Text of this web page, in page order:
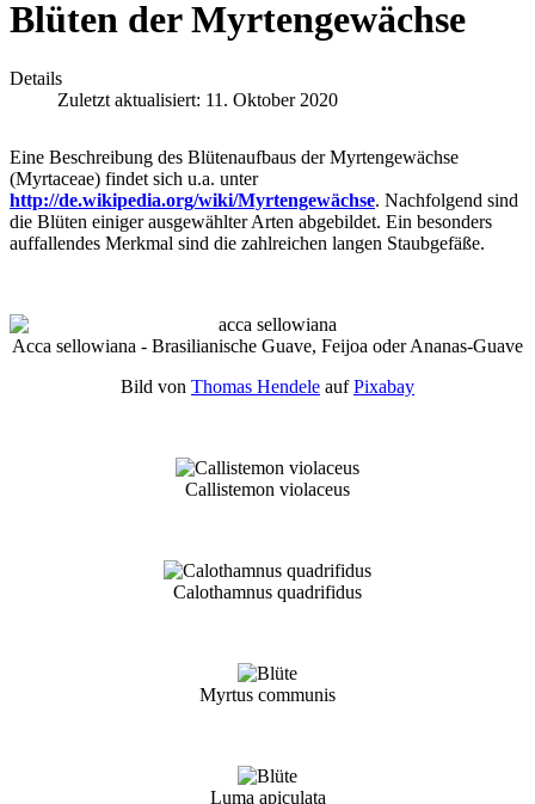
Blüten der Myrtengewächse
Details
Zuletzt aktualisiert: 11. Oktober 2020
Eine Beschreibung des Blütenaufbaus der Myrtengewächse
(Myrtaceae) findet sich u.a. unter
http://de.wikipedia.org/wiki/Myrtengewächse. Nachfolgend sind
die Blüten einiger ausgewählter Arten abgebildet. Ein besonders
auffallendes Merkmal sind die zahlreichen langen Staubgefäße.
Acca sellowiana - Brasilianische Guave, Feijoa oder Ananas-Guave
Bild von Thomas Hendele aufPixabay
Callistemon violaceus
Calothamnus quadrifidus
Myrtus communis
Luma apiculata